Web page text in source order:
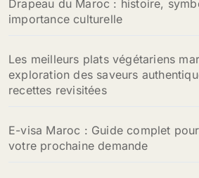
Drapeau du Maroc : histoire,
importance culturelle
Les meilleurs plats végétariens
exploration des saveurs
recettes revisitées
E-visa Maroc : Guide complet
votre prochaine demande